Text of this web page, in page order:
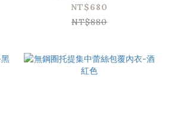
NT$680
NT$880